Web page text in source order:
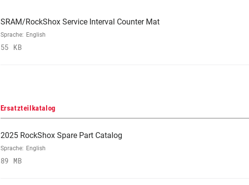
SRAM/RockShox Service Interval Counter Mat
Sprache: English
55 KB
Ersatzteilkatalog
2025 RockShox Spare Part Catalog
Sprache: English
89 MB